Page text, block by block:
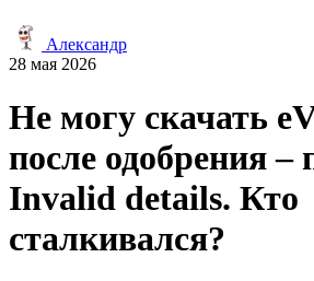
Александр
28 мая 2026
Не могу скачать
после одобрения –
Invalid details. Кто
сталкивался?